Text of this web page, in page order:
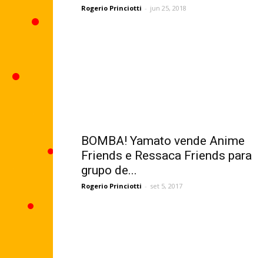
Rogerio Princiotti - jun 25, 2018
BOMBA! Yamato vende Anime
Friends e Ressaca Friends para
grupo de...
Rogerio Princiotti - set 5, 2017